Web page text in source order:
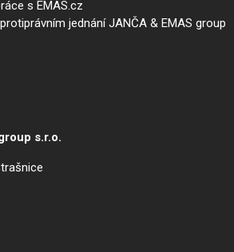
s EMAS.cz
jednání JANČA & EMAS group
s.r.o.